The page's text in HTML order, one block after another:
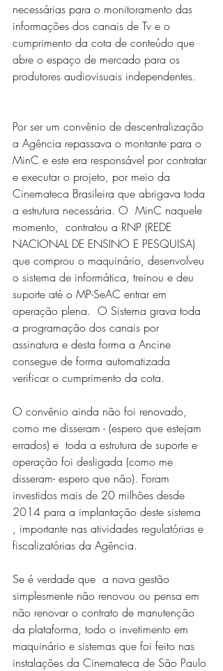
necessárias para o monitoramento das
informações dos canais de Tv e o
cumprimento da cota de conteúdo que
abre o espaço de mercado para os
produtores audiovisuais independentes.
Por ser um convênio de descentralização
a Agência repassava o montante para o
MinC e este era responsável por contratar
e executar o projeto, por meio da
Cinemateca Brasileira que abrigava toda
a estrutura necessária. O  MinC naquele
momento,  contratou a RNP (REDE
NACIONAL DE ENSINO E PESQUISA)
que comprou o maquinário, desenvolveu
o sistema de informática, treinou e deu
suporte até o MP-SeAC entrar em
operação plena.  O Sistema grava toda
a programação dos canais por
assinatura e desta forma a Ancine
consegue de forma automatizada
verificar o cumprimento da cota.
O convênio ainda não foi renovado,
como me disseram - (espero que estejam
errados) e  toda a estrutura de suporte e
operação foi desligada (como me
disseram- espero que não). Foram
investidos mais de 20 milhões desde
2014 para a implantação deste sistema
, importante nas atividades regulatórias e
fiscalizatórias da Agência.
Se é verdade que  a nova gestão
simplesmente não renovou ou pensa em
não renovar o contrato de manutenção
da plataforma, todo o invetimento em
maquinário e sistemas que foi feito nas
instalações da Cinemateca de São Paulo